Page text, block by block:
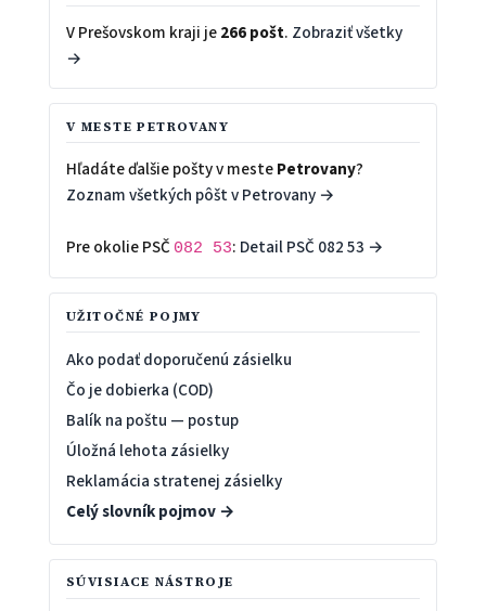
V Prešovskom kraji je266 pošt. Zobraziť všetky
→
V MESTE PETROVANY
Hľadáte ďalšie pošty v mestePetrovany?
Zoznam všetkých pôšt v Petrovany →
Pre okolie PSČ 082 53: Detail PSČ 082 53 →
UŽITOČNÉ POJMY
Ako podať doporučenú zásielku
Čo je dobierka (COD)
Balík na poštu — postup
Úložná lehota zásielky
Reklamácia stratenej zásielky
Celý slovník pojmov →
SÚVISIACE NÁSTROJE